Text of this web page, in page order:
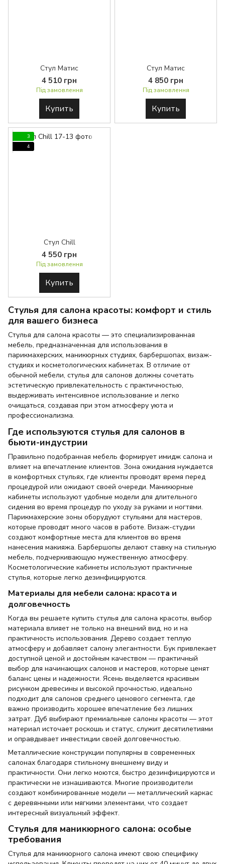
Стул Матис
4 510 грн
Під замовлення
Купить
Стул Матис
4 850 грн
Під замовлення
Купить
3
4
Стул Chill
4 550 грн
Під замовлення
Купить
Стулья для салона красоты: комфорт и стиль
для вашего бизнеса
Стулья для салона красоты — это специализированная
мебель, предназначенная для использования в
парикмахерских, маникюрных студиях, барбершопах, визаж-
студиях и косметологических кабинетах. В отличие от
обычной мебели, стулья для салонов должны сочетать
эстетическую привлекательность с практичностью,
выдерживать интенсивное использование и легко
очищаться, создавая при этом атмосферу уюта и
профессионализма.
Где используются стулья для салонов в
бьюти-индустрии
Правильно подобранная мебель формирует имидж салона и
влияет на впечатление клиентов. Зона ожидания нуждается
в комфортных стульях, где клиенты проводят время перед
процедурой или ожидают своей очереди. Маникюрные
кабинеты используют удобные модели для длительного
сидения во время процедур по уходу за руками и ногтями.
Парикмахерские зоны оборудуют стульями для мастеров,
которые проводят много часов в работе. Визаж-студии
создают комфортные места для клиентов во время
нанесения макияжа. Барбершопы делают ставку на стильную
мебель, подчеркивающую мужественную атмосферу.
Косметологические кабинеты используют практичные
стулья, которые легко дезинфицируются.
Материалы для мебели салона: красота и
долговечность
Когда вы решаете купить стулья для салона красоты, выбор
материала влияет не только на внешний вид, но и на
практичность использования. Дерево создает теплую
атмосферу и добавляет салону элегантности. Бук привлекает
доступной ценой и достойным качеством — практичный
выбор для начинающих салонов и мастеров, которые ценят
баланс цены и надежности. Ясень выделяется красивым
рисунком древесины и высокой прочностью, идеально
подходит для салонов среднего ценового сегмента, где
важно производить хорошее впечатление без лишних
затрат. Дуб выбирают премиальные салоны красоты — этот
материал источает роскошь и статус, служит десятилетиями
и оправдывает инвестиции своей долговечностью.
Металлические конструкции популярны в современных
салонах благодаря стильному внешнему виду и
практичности. Они легко моются, быстро дезинфицируются и
практически не изнашиваются. Многие производители
создают комбинированные модели — металлический каркас
с деревянными или мягкими элементами, что создает
интересный визуальный эффект.
Стулья для маникюрного салона: особые
требования
Стулья для маникюрного салона имеют свою специфику